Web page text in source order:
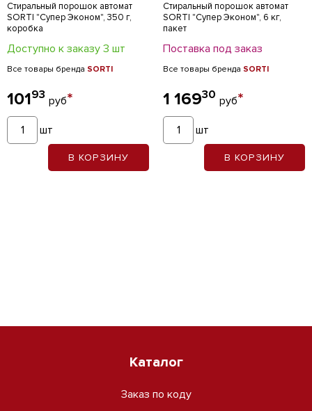
Стиральный порошок автомат
SORTI "Супер Эконом", 350 г,
коробка
Доступно к заказу 3 шт
Все товары бренда SORTI
10193 руб*
шт
В КОРЗИНУ
Стиральный порошок автомат
SORTI "Супер Эконом", 6 кг,
пакет
Поставка под заказ
Все товары бренда SORTI
1 16930 руб*
шт
В КОРЗИНУ
Каталог
Заказ по коду